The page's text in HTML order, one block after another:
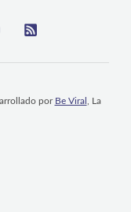
por Be Viral , La